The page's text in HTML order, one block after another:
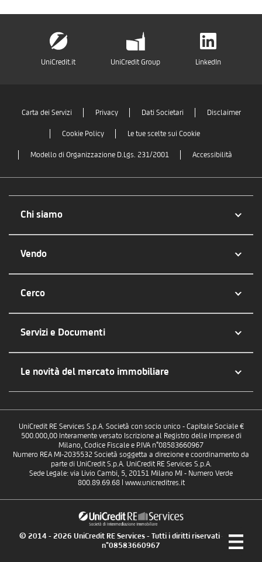
UniCredit.it UniCredit Group LinkedIn
Carta dei Servizi Privacy Dati Societari Disclaimer
Cookie Policy Le tue scelte sui Cookie
Modello di Organizzazione D.Lgs. 231/2001 Accessibilità
Chi siamo
Vendo
Cerco
Servizi e Documenti
Le novità del mercato immobiliare
UniCredit RE Services S.p.A. Società con socio unico - Capitale Sociale €
500.000,00 Interamente versato Iscrizione al Registro delle Imprese di
Milano, Codice Fiscale e P.IVA n°08583660967
Numero REA MI-2035532 Società soggetta a direzione e coordinamento da
parte di UniCredit S.p.A. UniCredit RE Services S.p.A.
Sede Legale: via Livio Cambi, 5, 20151 Milano MI - Numero Verde
800.89.69.68 | www.unicreditres.it
© 2014 - 2026 UniCredit RE Services - Tutti i diritti riservati - P.IVA
n°08583660967